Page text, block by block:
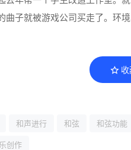
曲子就被游戏公司买走了。环境
和声进行 和弦 和弦功能
创作